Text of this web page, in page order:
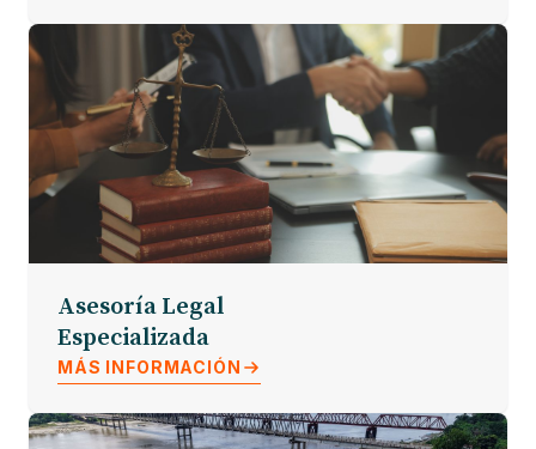
Asesoría Legal
Especializada
MÁS INFORMACIÓN